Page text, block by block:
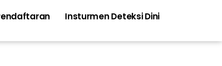
Insturmen Deteksi Dini